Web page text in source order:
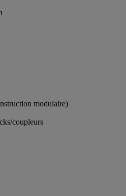
modulaire)
coupleurs